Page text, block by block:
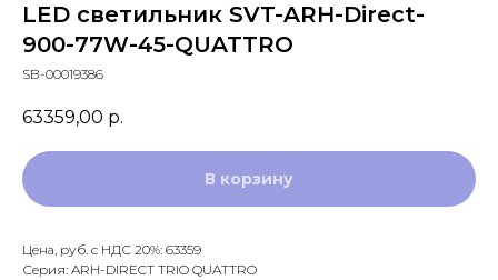
LED светильник SVT-ARH-Direct-
900-77W-45-QUATTRO
SB-00019386
63359,00 р.
В корзину
Цена, руб. с НДС 20%: 63359
Серия: ARH-DIRECT TRIO QUATTRO